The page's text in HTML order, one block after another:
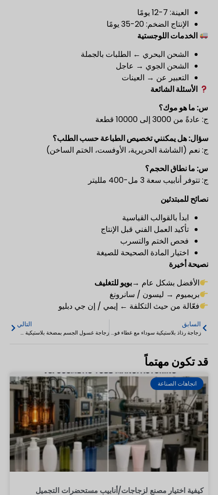
العينة: 7-12 يومًا
الإنتاج الضخم: 20-35 يومًا
الخدمات اللوجستية
الشحن البحري ← الطلبات بالجملة
الشحن الجوي → عاجل
التعبير عن → العينات
الأسئلة الشائعة
س: ما هو موك؟
ج: عادةً من 3000 إلى 10000 قطعة
سؤال: هل يمكنني تخصيص الطباعة حسب الطلب؟
ج: نعم (الشاشة الحريرية، الأوفست، الختم الساخن)
س: ما نطاق الحجم؟
ج: تتوفر أنابيب سعة 3 مل-400 ملليتر
نصائح للمبتدئين
ابدأ بالقوالب القياسية
تأكيد العمل الفني قبل الإنتاج
فحص الختم والتسرب
اختيار المادة الصحيحة للصيغة
نصيحة أخيرة
الأفضل بشكل عام →بويو للتغليف
بريميوم → ليسون / سانرونغ
فعّالة من حيث التكلفة ← إيمي / إن جي دبليو
السابق
زجاجة رذاذ بلاستيكية سوداء مع غطاء فوهة 100-500 مل
التالي
زجاجة غسول الجسم بمضخة بلاستيكية سوداء بلا هواء مفرغة من البلاستيك 5-20 مل
قد تكون مهتماً
اتجاهات الصناعة
كيفية اختيار مصنع لزجاجات/أنابيب مستحضرات التجميل